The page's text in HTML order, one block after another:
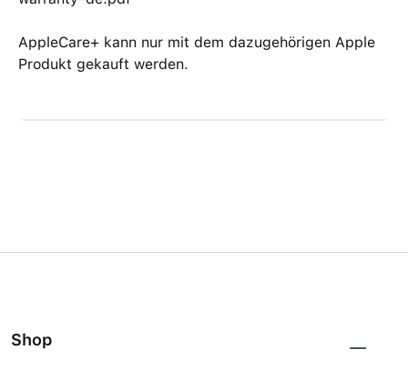
AppleCare+ kann nur mit dem dazugehörigen Apple
Produkt gekauft werden.
Shop